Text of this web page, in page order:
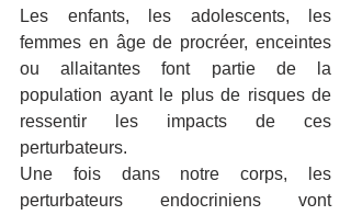
Les enfants, les adolescents, les
femmes en âge de procréer, enceintes
ou allaitantes font partie de la
population ayant le plus de risques de
ressentir les impacts de ces
perturbateurs.
Une fois dans notre corps, les
perturbateurs endocriniens vont